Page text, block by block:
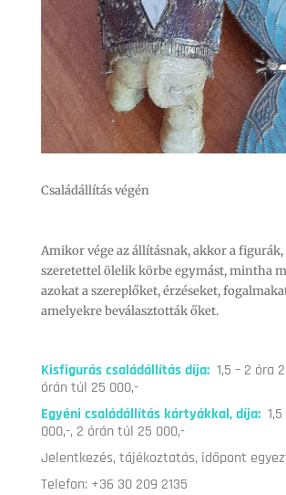
Családállítás végén
Amikor vége az állításnak, akkor a figurák,
szeretettel ölelik körbe egymást, mintha
azokat a szereplőket, érzéseket,
amelyekre beválasztották őket.
Kisfigurás családállítás díja: 1,5 – 2 óra
órán túl 25 000,-
Egyéni családállítás kártyákkal, díja:
000,-, 2 órán túl 25 000,-
Jelentkezés, tájékoztatás, időpont
Telefon: +36 30 209 2135